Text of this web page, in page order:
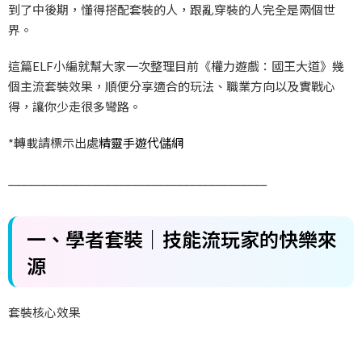
到了中後期，懂得搭配套裝的人，跟亂穿裝的人完全是兩個世
界。
這篇ELF小編就幫大家一次整理目前《權力遊戲：國王大道》幾
個主流套裝效果，順便分享適合的玩法、職業方向以及實戰心
得，讓你少走很多彎路。
*轉載請標示出處精靈手遊代儲網
一、學者套裝｜技能流玩家的快樂來
源
套裝核心效果